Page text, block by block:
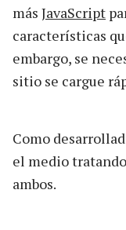
más JavaScript
características
embargo, se
sitio se cargue
Como
el medio
ambos.